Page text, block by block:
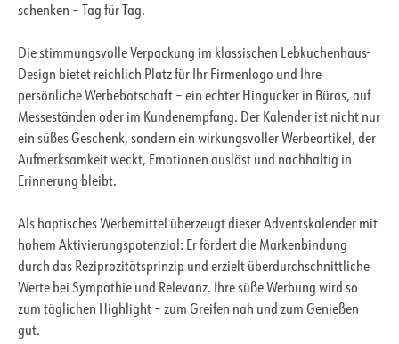
schenken – Tag für Tag.
Die stimmungsvolle Verpackung im klassischen Lebkuchenhaus-
Design bietet reichlich Platz für Ihr Firmenlogo und Ihre
persönliche Werbebotschaft – ein echter Hingucker in Büros, auf
Messeständen oder im Kundenempfang. Der Kalender ist nicht nur
ein süßes Geschenk, sondern ein wirkungsvoller Werbeartikel, der
Aufmerksamkeit weckt, Emotionen auslöst und nachhaltig in
Erinnerung bleibt.
Als haptisches Werbemittel überzeugt dieser Adventskalender mit
hohem Aktivierungspotenzial: Er fördert die Markenbindung
durch das Reziprozitätsprinzip und erzielt überdurchschnittliche
Werte bei Sympathie und Relevanz. Ihre süße Werbung wird so
zum täglichen Highlight – zum Greifen nah und zum Genießen
gut.